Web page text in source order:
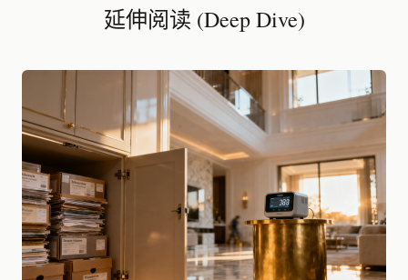
延伸阅读 (Deep Dive)